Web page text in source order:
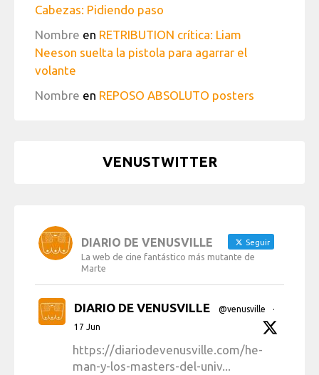
Cabezas: Pidiendo paso
Nombre en RETRIBUTION crítica: Liam
Neeson suelta la pistola para agarrar el
volante
Nombre en REPOSO ABSOLUTO posters
VENUSTWITTER
DIARIO DE VENUSVILLE Seguir
La web de cine fantástico más mutante de
Marte
DIARIO DE VENUSVILLE @venusville
·
17 Jun
https://diariodevenusville.com/he-
man-y-los-masters-del-univ...